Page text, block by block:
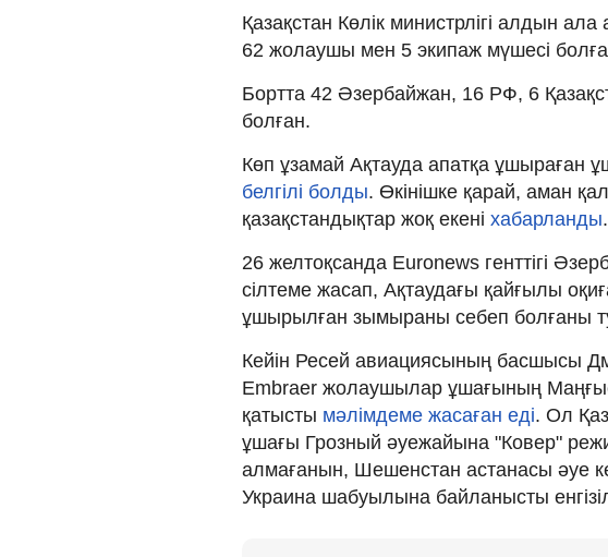
Қазақстан Көлік министрлігі алдын
62 жолаушы мен 5 экипаж мүшесі
Бортта 42 Әзербайжан, 16 РФ, 6
болған.
Көп ұзамай Ақтауда апатқа ұшыраған
белгілі болды. Өкінішке қарай, аман
қазақстандықтар жоқ екені хабарланды.
26 желтоқсанда Euronews генттігі
сілтеме жасап, Ақтаудағы қайғылы
ұшырылған зымыраны себеп болғаны
Кейін Ресей авиациясының басшысы
Embraer жолаушылар ұшағының
қатысты мәлімдеме жасаған еді. Ол
ұшағы Грозный әуежайына "Ковер"
алмағанын, Шешенстан астанасы әуе
Украина шабуылына байланысты